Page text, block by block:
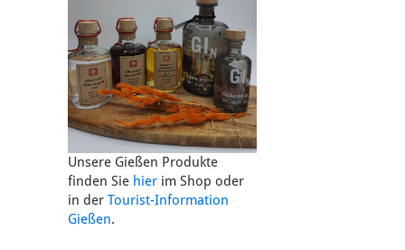
Unsere Gießen Produkte
finden Sie hierim Shop oder
in der Tourist-Information
Gießen.